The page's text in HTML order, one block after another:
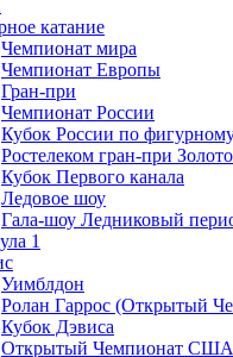
катание
Чемпионат мира
Чемпионат Европы
Гран-при
Чемпионат России
Кубок России по
Ростелеком гран-при
Кубок Первого канала
Ледовое шоу
Гала-шоу Ледниковый
1
Уимблдон
Ролан Гаррос (Открытый
Кубок Дэвиса
Открытый Чемпионат США